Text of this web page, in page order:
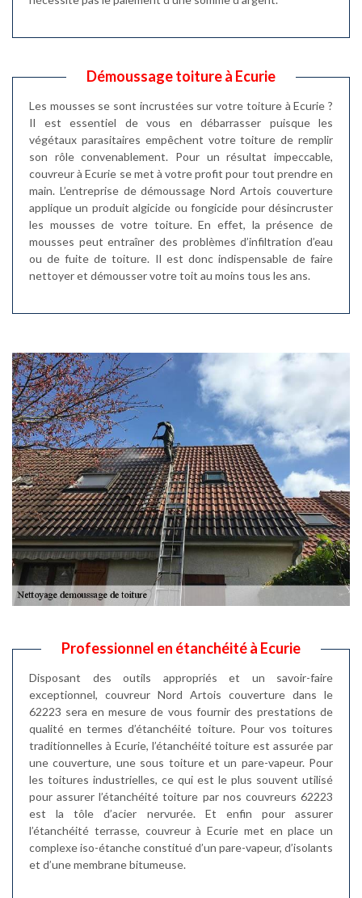
Démoussage toiture à Ecurie
Les mousses se sont incrustées sur votre toiture à Ecurie ?
Il est essentiel de vous en débarrasser puisque les
végétaux parasitaires empêchent votre toiture de remplir
son rôle convenablement. Pour un résultat impeccable,
couvreur à Ecurie se met à votre profit pour tout prendre en
main. L’entreprise de démoussage Nord Artois couverture
applique un produit algicide ou fongicide pour désincruster
les mousses de votre toiture. En effet, la présence de
mousses peut entraîner des problèmes d’infiltration d’eau
ou de fuite de toiture. Il est donc indispensable de faire
nettoyer et démousser votre toit au moins tous les ans.
Professionnel en étanchéité à Ecurie
Disposant des outils appropriés et un savoir-faire
exceptionnel, couvreur Nord Artois couverture dans le
62223 sera en mesure de vous fournir des prestations de
qualité en termes d’étanchéité toiture. Pour vos toitures
traditionnelles à Ecurie, l’étanchéité toiture est assurée par
une couverture, une sous toiture et un pare-vapeur. Pour
les toitures industrielles, ce qui est le plus souvent utilisé
pour assurer l’étanchéité toiture par nos couvreurs 62223
est la tôle d’acier nervurée. Et enfin pour assurer
l’étanchéité terrasse, couvreur à Ecurie met en place un
complexe iso-étanche constitué d’un pare-vapeur, d’isolants
et d’une membrane bitumeuse.